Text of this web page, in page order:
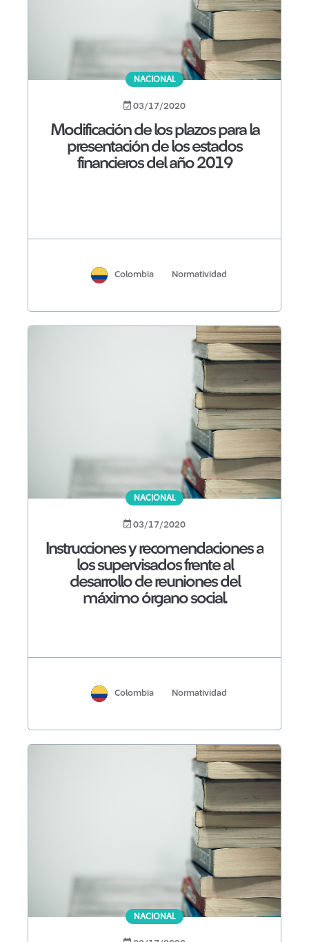
NACIONAL
03/17/2020
Modificación de los plazos para la
presentación de los estados
financieros del año 2019
Colombia Normatividad
NACIONAL
03/17/2020
Instrucciones y recomendaciones a
los supervisados frente al
desarrollo de reuniones del
máximo órgano social.
Colombia Normatividad
NACIONAL